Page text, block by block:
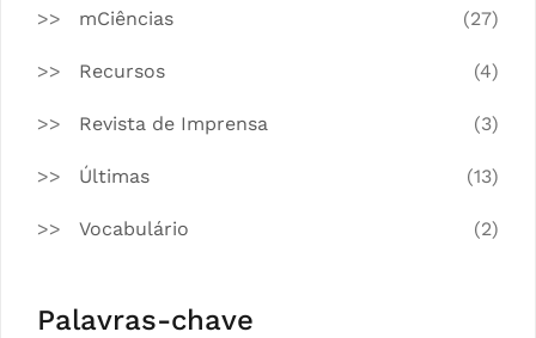
mCiências (27)
Recursos (4)
Revista de Imprensa (3)
Últimas (13)
Vocabulário (2)
Palavras-chave